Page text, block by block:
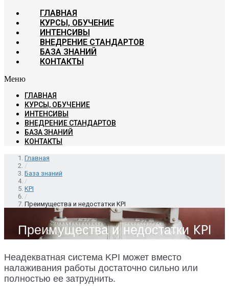
ГЛАВНАЯ
КУРСЫ, ОБУЧЕНИЕ
ИНТЕНСИВЫ
ВНЕДРЕНИЕ СТАНДАРТОВ
БАЗА ЗНАНИЙ
КОНТАКТЫ
Меню
ГЛАВНАЯ
КУРСЫ, ОБУЧЕНИЕ
ИНТЕНСИВЫ
ВНЕДРЕНИЕ СТАНДАРТОВ
БАЗА ЗНАНИЙ
КОНТАКТЫ
Главная
/
База знаний
/
KPI
/
Преимущества и недостатки KPI
Преимущества и недостатки KPI
Неадекватная система KPI может вместо
налаживания работы достаточно сильно или
полностью ее затруднить.